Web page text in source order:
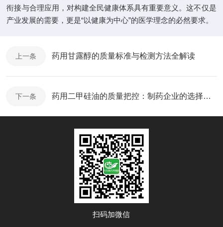
衔接与合理应用，对构建全民健康体系具有重要意义。这不仅是
产业发展的需要，更是“以健康为中心”的医学理念的必然要求。
上一条 药用甘露醇的质量标准与检测方法全解读
下一条 药用二甲硅油的质量把控：制药企业的选择标准
扫码加微信